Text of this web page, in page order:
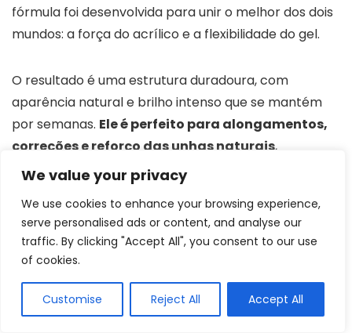
We value your privacy
We use cookies to enhance your browsing experience,
serve personalised ads or content, and analyse our
traffic. By clicking "Accept All", you consent to our use
of cookies.
Customise Reject All Accept All
fórmula foi desenvolvida para unir o melhor dos dois
mundos: a força do acrílico e a flexibilidade do gel.
O resultado é uma estrutura duradoura, com
aparência natural e brilho intenso que se mantém
por semanas. Ele é perfeito para alongamentos,
correções e reforço das unhas naturais,
garantindo um visual sofisticado e bem cuidado em
qualquer ocasião.
Além disso,tem boa aderência, ou seja, fixa bem
na unha e não sai facilmente, durando por dias
excelente para quem prioriza máxima duração para
manter as unhas bem cuidadas durante a rotina. O